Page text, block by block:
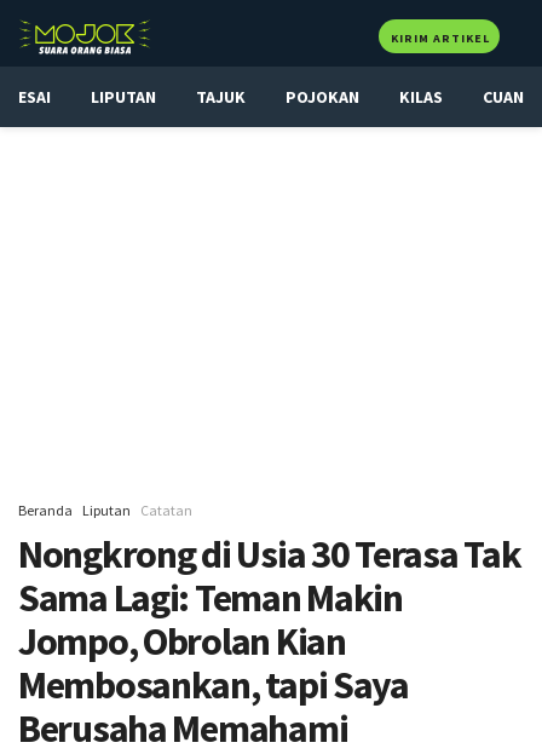
KIRIM ARTIKEL
ESAI LIPUTAN TAJUK POJOKAN KILAS CUAN
Beranda Liputan Catatan
Nongkrong di Usia 30 Terasa Tak
Sama Lagi: Teman Makin
Jompo, Obrolan Kian
Membosankan, tapi Saya
Berusaha Memahami